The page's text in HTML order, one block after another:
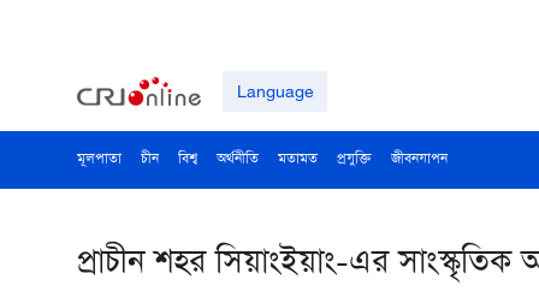
Language
মূলপাতা চীন বিশ্ব অর্থনীতি মতামত প্রযুক্তি জীবনযাপন
প্রাচীন শহর সিয়াংইয়াং-এর সাংস্কৃতিক